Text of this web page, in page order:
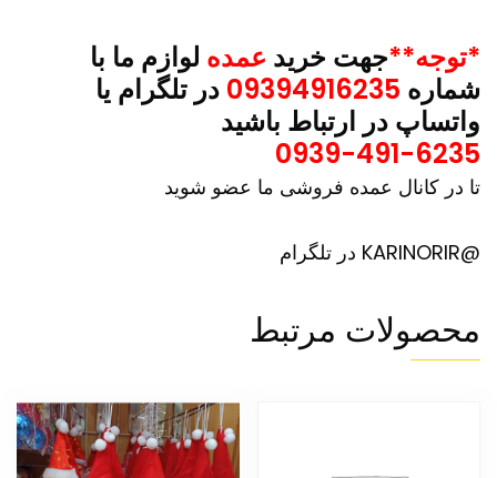
*توجه**جهت خرید عمده لوازم ما با
شماره
در تلگرام یا
واتساپ در ارتباط باشید
0939-491-6235
تا در کانال عمده فروشی ما عضو شوید
@KARINORIR در تلگرام
محصولات مرتبط